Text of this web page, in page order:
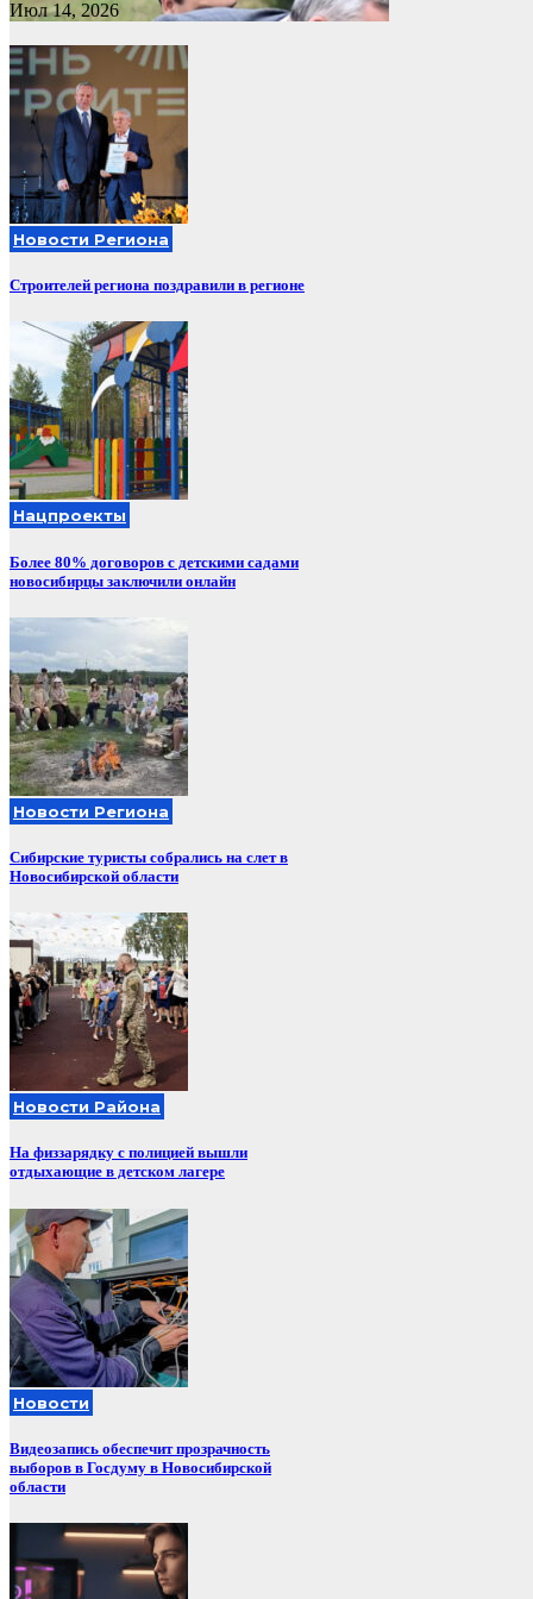
Июл 14, 2026
Новости Региона
Строителей региона поздравили в регионе
Нацпроекты
Более 80% договоров с детскими садами
новосибирцы заключили онлайн
Новости Региона
Сибирские туристы собрались на слет в
Новосибирской области
Новости Района
На физзарядку с полицией вышли
отдыхающие в детском лагере
Новости
Видеозапись обеспечит прозрачность
выборов в Госдуму в Новосибирской
области